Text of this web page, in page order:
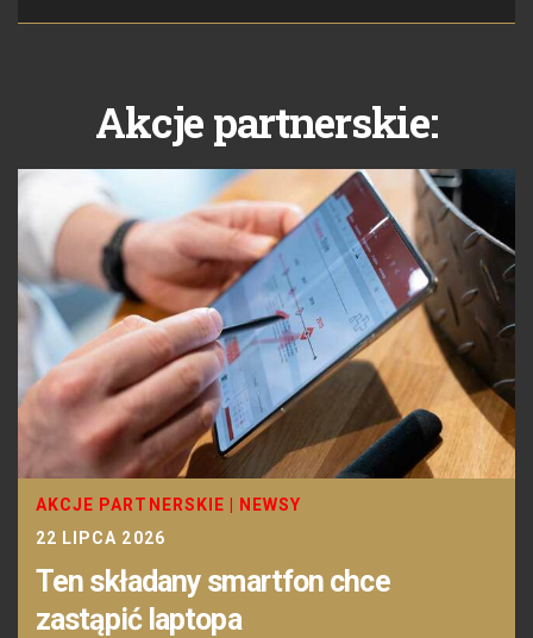
Akcje partnerskie:
AKCJE PARTNERSKIE
NEWSY
22 LIPCA 2026
Ten składany smartfon chce
zastąpić laptopa